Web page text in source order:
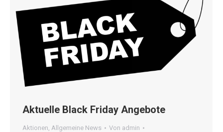
Aktuelle Black Friday Angebote
Aktionen, Allgemeine News Von admin